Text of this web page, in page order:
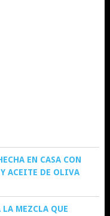
EN CASA CON
ACEITE DE OLIVA
LA MEZCLA QUE